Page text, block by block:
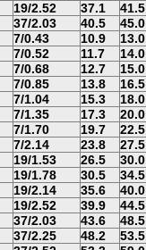
19/2.52 37.1 41.5
37/2.03 40.5 45.0
7/0.43 10.9 13.0
7/0.52 11.7 14.0
7/0.68 12.7 15.0
7/0.85 13.8 16.5
7/1.04 15.3 18.0
7/1.35 17.3 20.0
7/1.70 19.7 22.5
7/2.14 23.8 27.5
19/1.53 26.5 30.0
19/1.78 30.5 34.5
19/2.14 35.6 40.0
19/2.52 39.9 44.5
37/2.03 43.6 48.5
37/2.25 48.2 53.5